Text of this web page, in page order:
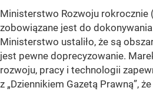
Ministerstwo Rozwoju rokrocznie
zobowiązane jest do
Ministerstwo ustaliło, że są
jest pewne doprecyzowanie.
rozwoju, pracy i technologii
z „Dziennikiem Gazetą Prawną”,